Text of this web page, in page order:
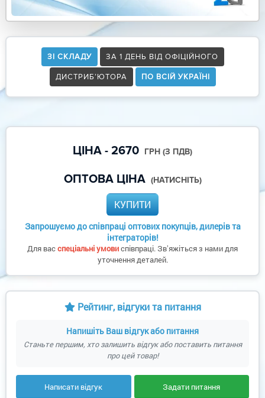
ЗІ СКЛАДУ ЗА 1 ДЕНЬ ВІД ОФІЦІЙНОГО
ДИСТРИБ’ЮТОРА ПО ВСІЙ УКРАЇНІ
ЦІНА - 2670 ГРН (З ПДВ)
ОПТОВА ЦІНА (НАТИСНІТЬ)
КУПИТИ
Запрошуємо до співпраці оптових покупців, дилерів та
інтеграторів!
Для васспеціальні умовиспівпраці. Звʼяжіться з нами для
уточнення деталей.
Рейтинг, відгуки та питання
Напишіть Ваш відгук або питання
Станьте першим, хто залишить відгук або поставить питання
про цей товар!
Написати відгук Задати питання